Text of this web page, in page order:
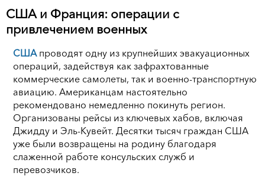
США и Франция: операции с
привлечением военных
СШАпроводят одну из крупнейших эвакуационных
операций, задействуя как зафрахтованные
коммерческие самолеты, так и военно-транспортную
авиацию. Американцам настоятельно
рекомендовано немедленно покинуть регион.
Организованы рейсы из ключевых хабов, включая
Джидду и Эль-Кувейт. Десятки тысяч граждан США
уже были возвращены на родину благодаря
слаженной работе консульских служб и
перевозчиков.